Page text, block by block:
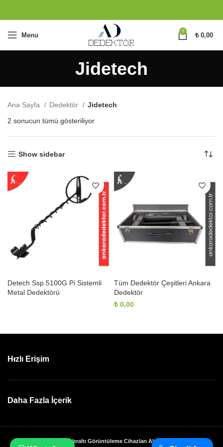
Menu
0
₺0,00
Jidetech
Ana Sayfa Dedektör
Jidetech
2 sonucun tümü gösteriliyorEn
Show sidebar
Detech Ssp 5100G Pi Sistemli
Metal Dedektörü
Tüm Dedektör Çeşitleri Ankara
Dedektör
₺ 0,00
Hızlı Erişim
Daha Fazla İçerik
Ankara Dedektör ve Yeraltı Görüntüleme Cihazları Alan Tarama Modelleri